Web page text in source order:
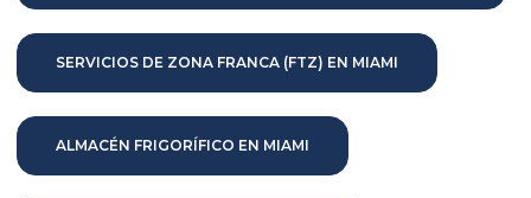
SERVICIOS DE ZONA FRANCA (FTZ) EN MIAMI
ALMACÉN FRIGORÍFICO EN MIAMI